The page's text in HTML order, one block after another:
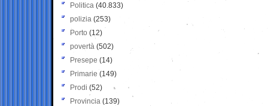
Politica (40.833)
polizia (253)
Porto (12)
povertà (502)
Presepe (14)
Primarie (149)
Prodi (52)
Provincia (139)